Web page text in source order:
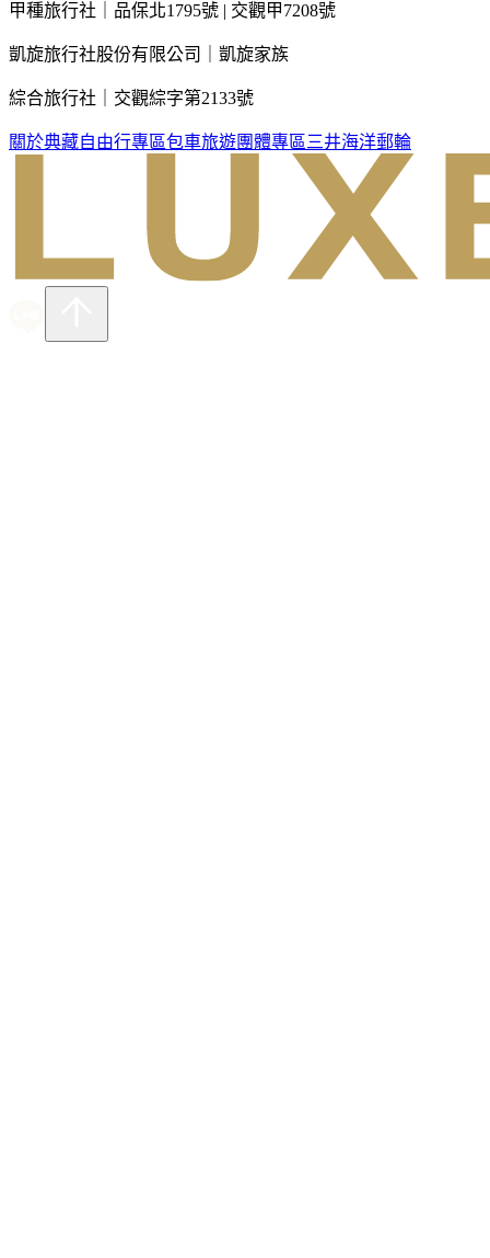
甲種旅行社｜品保北1795號 | 交觀甲7208號
凱旋旅行社股份有限公司｜凱旋家族
綜合旅行社｜交觀綜字第2133號
關於典藏自由行專區包車旅遊團體專區 三井海洋郵輪